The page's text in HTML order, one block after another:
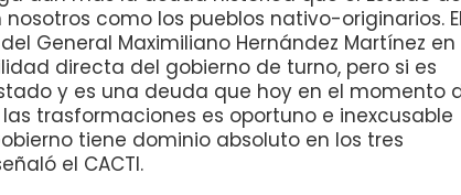
nosotros como los pueblos nativo-originarios. El
General Maximiliano Hernández Martínez en
directa del gobierno de turno, pero si es
y es una deuda que hoy en el momento
trasformaciones es oportuno e inexcusable
tiene dominio absoluto en los tres
el CACTI.